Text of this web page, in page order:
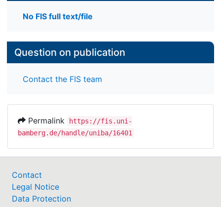
No FIS full text/file
Question on publication
Contact the FIS team
Permalink
https://fis.uni-
bamberg.de/handle/uniba/16401
Contact
Legal Notice
Data Protection